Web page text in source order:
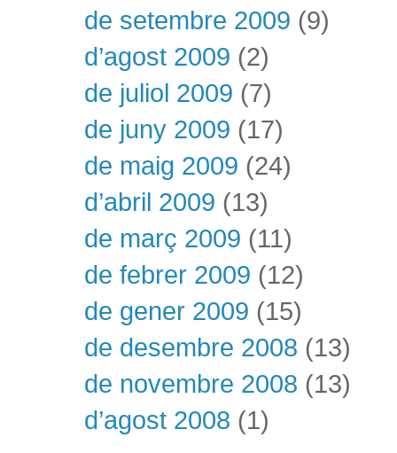
de setembre 2009 (9)
d’agost 2009 (2)
de juliol 2009 (7)
de juny 2009 (17)
de maig 2009 (24)
d’abril 2009 (13)
de març 2009 (11)
de febrer 2009 (12)
de gener 2009 (15)
de desembre 2008 (13)
de novembre 2008 (13)
d’agost 2008 (1)